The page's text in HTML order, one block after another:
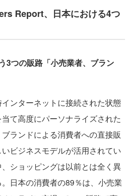
Report、日本における4つ
3つの販路「小売業者、ブラン
ンターネットに接続された状態
て高度にパーソナライズされた
ランドによる消費者への直接販
ビジネスモデルが活用されてい
ショッピングは以前とは全く異
日本の消費者の89％は、小売業